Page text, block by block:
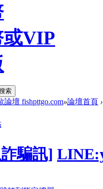
VIP
索
壇 fishpttgo.com»論壇首頁 ›
騙訊]